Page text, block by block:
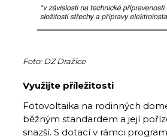
Foto: DZ Dražice
Využijte příležitosti
Fotovoltaika na rodinných
běžným standardem a její
snazší. S dotací v rámci